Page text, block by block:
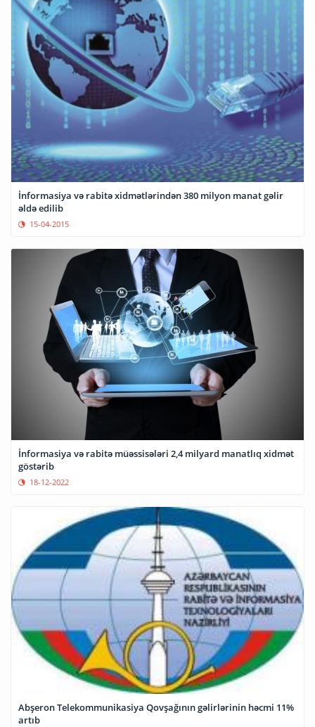
İnformasiya və rabitə xidmətlərindən 380 milyon manat gəlir
əldə edilib
15-04-2015
İnformasiya və rabitə müəssisələri 2,4 milyard manatlıq xidmət
göstərib
18-12-2022
Abşeron Telekommunikasiya Qovşağının gəlirlərinin həcmi 11%
artıb